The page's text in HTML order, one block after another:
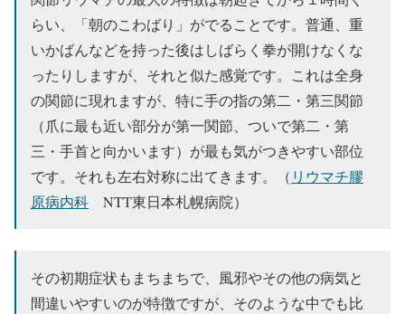
らい、「朝のこわばり」がでることです。普通、重
いかばんなどを持った後はしばらく拳が開けなくな
ったりしますが、それと似た感覚です。これは全身
の関節に現れますが、特に手の指の第二・第三関節
（爪に最も近い部分が第一関節、ついで第二・第
三・手首と向かいます）が最も気がつきやすい部位
です。それも左右対称に出てきます。（ リウマチ膠
原病内科 NTT東日本札幌病院）
その初期症状もまちまちで、風邪やその他の病気と
間違いやすいのが特徴ですが、そのような中でも比